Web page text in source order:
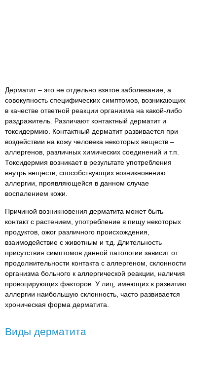
Дерматит – это не отдельно взятое заболевание, а
совокупность специфических симптомов, возникающих
в качестве ответной реакции организма на какой-либо
раздражитель. Различают контактный дерматит и
токсидермию. Контактный дерматит развивается при
воздействии на кожу человека некоторых веществ –
аллергенов, различных химических соединений и т.п.
Токсидермия возникает в результате употребления
внутрь веществ, способствующих возникновению
аллергии, проявляющейся в данном случае
воспалением кожи.
Причиной возникновения дерматита может быть
контакт с растением, употребление в пищу некоторых
продуктов, ожог различного происхождения,
взаимодействие с животным и т.д. Длительность
присутствия симптомов данной патологии зависит от
продолжительности контакта с аллергеном, склонности
организма больного к аллергической реакции, наличия
провоцирующих факторов. У лиц, имеющих к развитию
аллергии наибольшую склонность, часто развивается
хроническая форма дерматита.
Виды дерматита